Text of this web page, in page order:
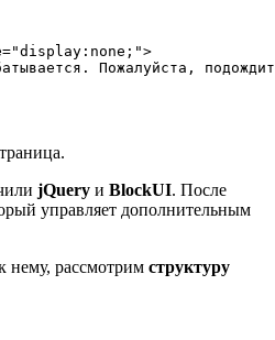
Пожалуйста,
jQuery и BlockUI. После
управляет дополнительным
нему, рассмотрим структуру